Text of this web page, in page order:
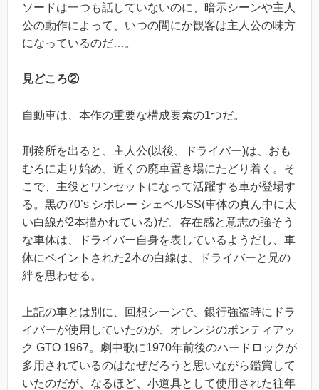
ソードは一つも話していないのに、暗示シーンや主人
公の動作によって、いつの間にか観客は主人公の味方
になっているのだ…。
見どころ②
自動車は、本作の重要な構成要素の1つだ。
刑務所を出ると、主人公(以後、ドライバー)は、おも
むろに走り始め、近くの廃車置き場にたどり着く。そ
こで、主役とワンセットになって活躍する車が登場す
る。黒の70’s シボレー シェベルSS(車体の真ん中に太
い白線が2本描かれている)だ。存在感と意志の強そう
な車体は、ドライバー自身を表しているようだし、車
体にペイントされた2本の白線は、ドライバーと兄の
絆を思わせる。
上記の車とは別に、回想シーンで、銀行強盗時にドラ
イバーが使用していたのが、オレンジのポンティアッ
ク GTO 1967。劇中歌に1970年前後のハードロックが
多用されているのはなぜだろうと思いながら鑑賞して
いたのだが、なるほど、小道具として使用された往年